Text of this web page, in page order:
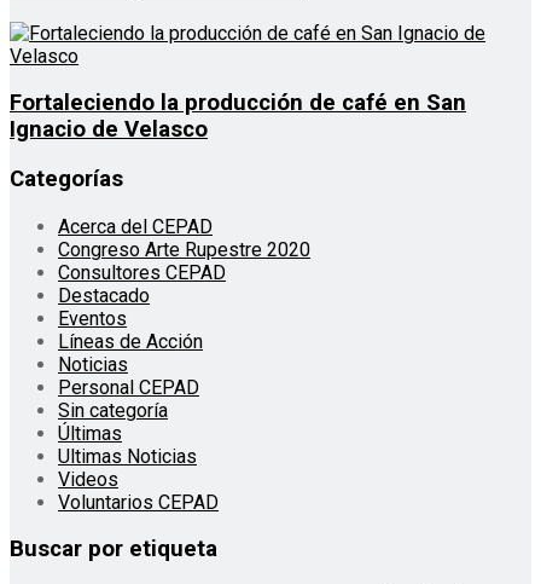
Fortaleciendo la producción de café en San
Ignacio de Velasco
Categorías
Acerca del CEPAD
Congreso Arte Rupestre 2020
Consultores CEPAD
Destacado
Eventos
Líneas de Acción
Noticias
Personal CEPAD
Sin categoría
Últimas
Ultimas Noticias
Videos
Voluntarios CEPAD
Buscar por etiqueta